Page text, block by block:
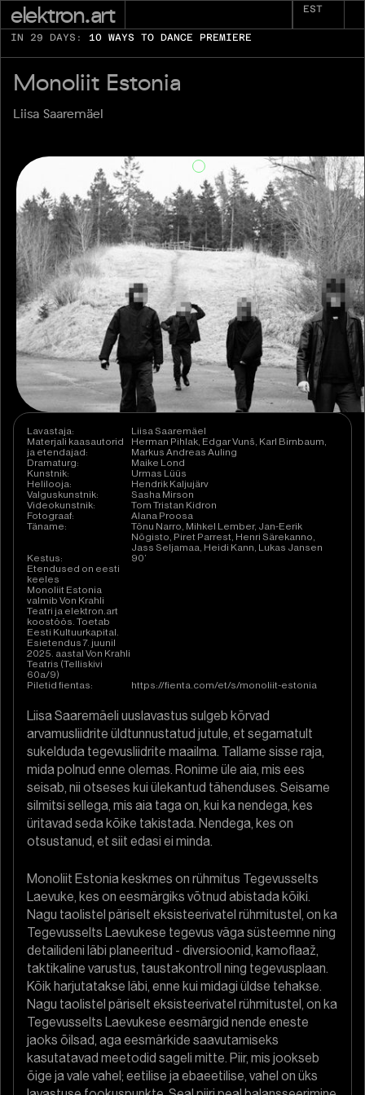
elektron.art EST
IN 29 DAYS: 10 WAYS TO DANCE PREMIERE
Monoliit Estonia
Liisa Saaremäel
Lavastaja:
Liisa Saaremäel
Materjali kaasautorid
ja etendajad:
Herman Pihlak, Edgar Vunš, Karl Birnbaum,
Markus Andreas Auling
Dramaturg:
Maike Lond
Kunstnik:
Urmas Lüüs
Helilooja:
Hendrik Kaljujärv
Valguskunstnik:
Sasha Mirson
Videokunstnik:
Tom Tristan Kidron
Fotograaf:
Alana Proosa
Täname:
Tõnu Narro, Mihkel Lember, Jan-Eerik
Nõgisto, Piret Parrest, Henri Särekanno,
Jass Seljamaa, Heidi Kann, Lukas Jansen
Kestus:
90’
Etendused on eesti
keeles
Monoliit Estonia
valmib Von Krahli
Teatri ja elektron.art
koostöös. Toetab
Eesti Kultuurkapital.
Esietendus 7. juunil
2025. aastal Von Krahli
Teatris (Telliskivi
60a/9)
Piletid fientas:
https://fienta.com/et/s/monoliit-estonia
Liisa Saaremäeli uuslavastus sulgeb kõrvad
arvamusliidrite üldtunnustatud jutule, et segamatult
sukelduda tegevusliidrite maailma. Tallame sisse raja,
mida polnud enne olemas. Ronime üle aia, mis ees
seisab, nii otseses kui ülekantud tähenduses. Seisame
silmitsi sellega, mis aia taga on, kui ka nendega, kes
üritavad seda kõike takistada. Nendega, kes on
otsustanud, et siit edasi ei minda.
Monoliit Estonia keskmes on rühmitus Tegevusselts
Laevuke, kes on eesmärgiks võtnud abistada kõiki.
Nagu taolistel päriselt eksisteerivatel rühmitustel, on ka
Tegevusselts Laevukese tegevus väga süsteemne ning
detailideni läbi planeeritud - diversioonid, kamoflaaž,
taktikaline varustus, taustakontroll ning tegevusplaan.
Kõik harjutatakse läbi, enne kui midagi üldse tehakse.
Nagu taolistel päriselt eksisteerivatel rühmitustel, on ka
Tegevusselts Laevukese eesmärgid nende eneste
jaoks õilsad, aga eesmärkide saavutamiseks
kasutatavad meetodid sageli mitte. Piir, mis jookseb
õige ja vale vahel; eetilise ja ebaeetilise, vahel on üks